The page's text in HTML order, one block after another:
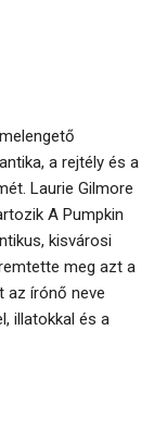
a rejtély és a
Laurie Gilmore
A Pumpkin
kisvárosi
meg azt a
az írónő neve
illatokkal és a